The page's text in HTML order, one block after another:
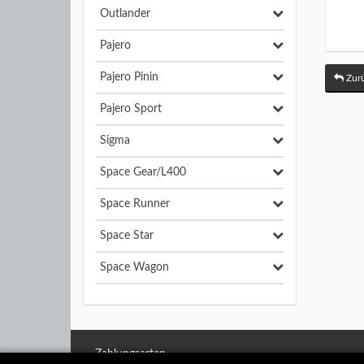
Outlander
Pajero
Pajero Pinin
Pajero Sport
Sigma
Space Gear/L400
Space Runner
Space Star
Space Wagon
Zahlungsarten